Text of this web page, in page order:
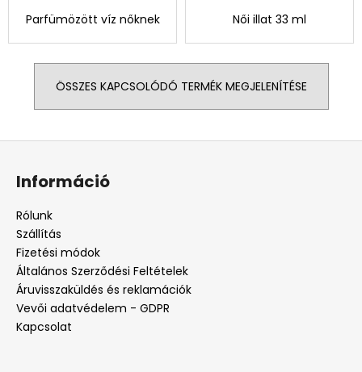
Parfümözött víz nőknek Női illat 33 ml
ÖSSZES KAPCSOLÓDÓ TERMÉK MEGJELENÍTÉSE
L
Információ
Rólunk
Szállítás
Fizetési módok
Általános Szerződési Feltételek
Áruvisszaküldés és reklamációk
Vevői adatvédelem - GDPR
Kapcsolat